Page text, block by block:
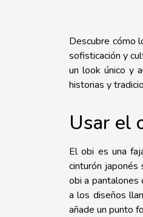
Descubre cómo
sofisticación y
un look único y
historias y
Usar el
El obi es una
cinturón
obi a pantalones
a los diseños
añade un punto